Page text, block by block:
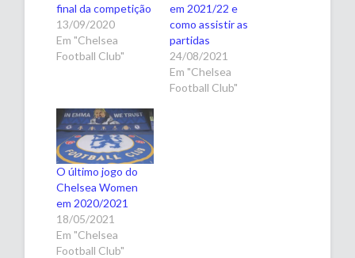
final da competição
13/09/2020
Em "Chelsea
Football Club"
em 2021/22 e
como assistir as
partidas
24/08/2021
Em "Chelsea
Football Club"
O último jogo do
Chelsea Women
em 2020/2021
18/05/2021
Em "Chelsea
Football Club"